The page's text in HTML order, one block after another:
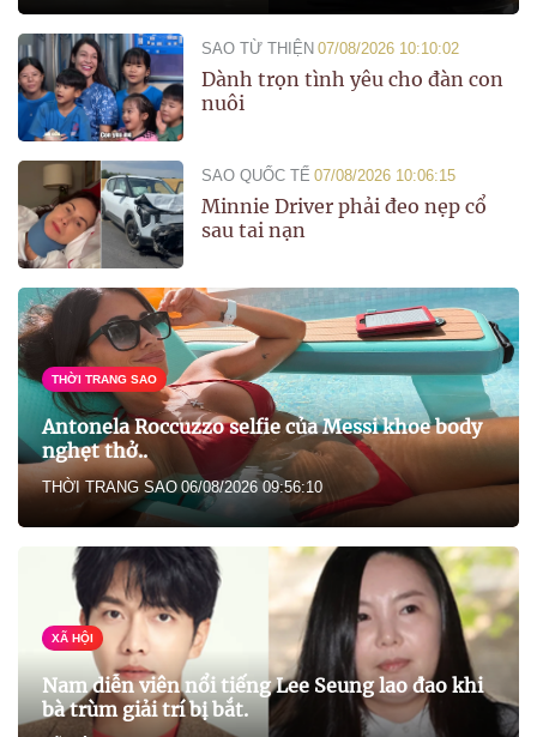
SAO TỪ THIỆN 07/08/2026 10:10:02
Dành trọn tình yêu cho đàn con
nuôi
SAO QUỐC TẾ 07/08/2026 10:06:15
Minnie Driver phải đeo nẹp cổ
sau tai nạn
THỜI TRANG SAO
Antonela Roccuzzo selfie của Messi khoe body
nghẹt thở..
THỜI TRANG SAO 06/08/2026 09:56:10
XÃ HỘI
Nam diễn viên nổi tiếng Lee Seung lao đao khi
bà trùm giải trí bị bắt.